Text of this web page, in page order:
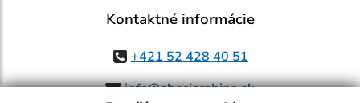
Kontaktné informácie
+421 52 428 40 51
info@obecjarabina.sk